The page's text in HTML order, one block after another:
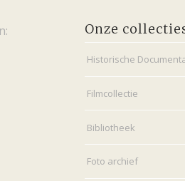
Onze
Historische
Filmcollectie
Bibliotheek
Foto archief